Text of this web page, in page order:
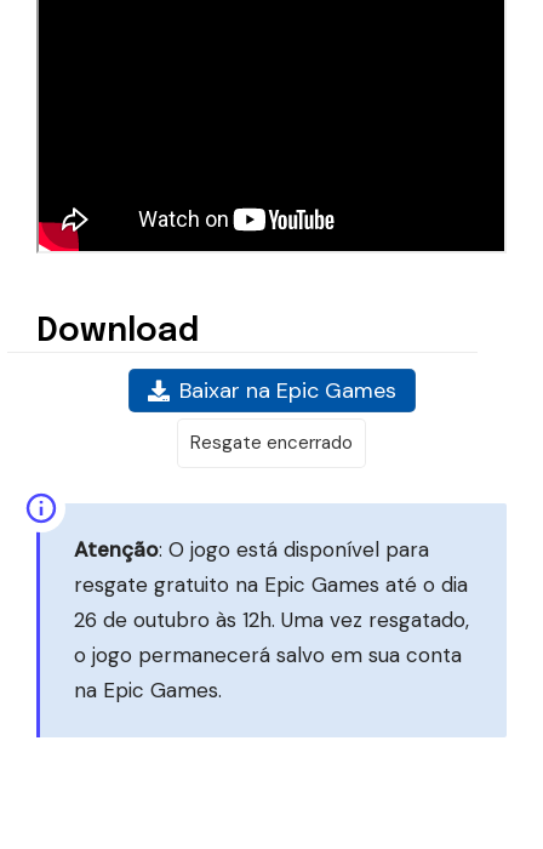
Download
Baixar na Epic Games
Resgate encerrado
Atenção: O jogo está disponível para
resgate gratuito na Epic Games até o dia
26 de outubro às 12h. Uma vez resgatado,
o jogo permanecerá salvo em sua conta
na Epic Games.